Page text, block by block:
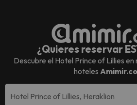
¿Quieres reservar
Descubre el Hotel Prince of Lillies en
hoteles